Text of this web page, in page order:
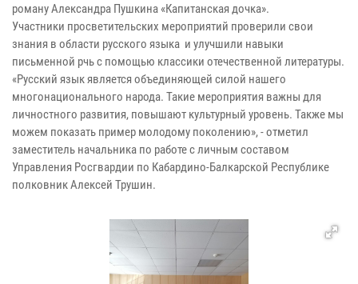
роману Александра Пушкина «Капитанская дочка».
Участники просветительских мероприятий проверили свои
знания в области русского языка и улучшили навыки
письменной рчь с помощью классики отечественной литературы.
«Русский язык является объединяющей силой нашего
многонационального народа. Такие мероприятия важны для
личностного развития, повышают культурный уровень. Также мы
можем показать пример молодому поколению», - отметил
заместитель начальника по работе с личным составом
Управления Росгвардии по Кабардино-Балкарской Республике
полковник Алексей Трушин.